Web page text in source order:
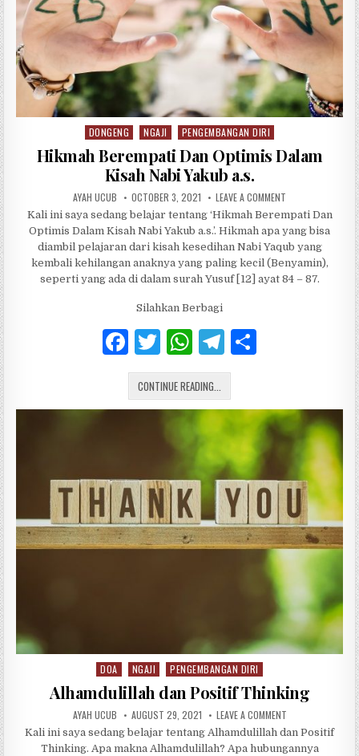
Posted in
DONGENG NGAJI PENGEMBANGAN DIRI
Hikmah Berempati Dan Optimis Dalam
Kisah Nabi Yakub a.s.
AUTHOR:
AYAH UCUB PUBLISHED DATE:
OCTOBER 3, 2021 LEAVE A COMMENT ON HIKMAH
Kali ini saya sedang belajar tentang ‘Hikmah Berempati Dan
Optimis Dalam Kisah Nabi Yakub a.s.’. Hikmah apa yang bisa
diambil pelajaran dari kisah kesedihan Nabi Yaqub yang
kembali kehilangan anaknya yang paling kecil (Benyamin),
seperti yang ada di dalam surah Yusuf [12] ayat 84 – 87.
Silahkan Berbagi
F
a
c
e
o
k
T
w
it
te
r
W
h
at
s
A
p
p
T
el
e
g
ra
m
e
CONTINUE READING... HIKMAH BEREMPATI DAN
Posted in
DOA NGAJI PENGEMBANGAN DIRI
Alhamdulillah dan Positif Thinking
AUTHOR:
AYAH UCUB PUBLISHED DATE:
AUGUST 29, 2021 LEAVE A COMMENTON
Kali ini saya sedang belajar tentang Alhamdulillah dan Positif
Thinking. Apa makna Alhamdulillah? Apa hubungannya